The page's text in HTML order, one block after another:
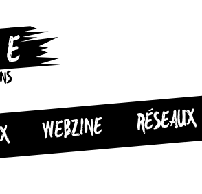
WEBZINE RÉSEAUX